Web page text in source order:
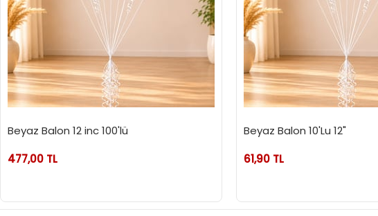
Beyaz Balon 12 inc 100'lü
477,00 TL
Beyaz Balon 10'Lu 12"
61,90 TL